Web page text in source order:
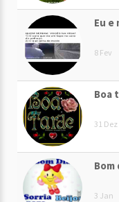
Eu e
8 Fev
Boa
31 Dez
Bom
3 Jan